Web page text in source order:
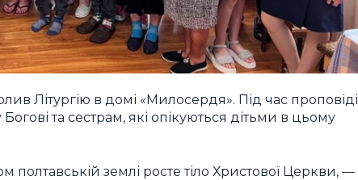
Літургію в домі «Милосердя». Під час проповіді
та сестрам, які опікуються дітьми в цьому
землі росте тіло Христової Церкви, —